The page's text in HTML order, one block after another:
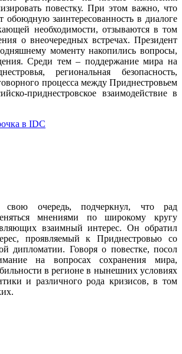
повестку. При этом важно, что
обоюдную заинтересованность в диалоге
необходимости, отзываются в том
о внеочередных встречах. Президент
моменту накопились вопросы,
Среди тем – поддержание мира на
региональная безопасность,
процесса между Приднестровьем
приднестровское взаимодействие в
очередь, подчеркнул, что рад
мнениями по широкому кругу
взаимный интерес. Он обратил
проявляемый к Приднестровью со
дипломатии. Говоря о повестке, посол
на вопросах сохранения мира,
в регионе в нынешних условиях
и различного рода кризисов, в том